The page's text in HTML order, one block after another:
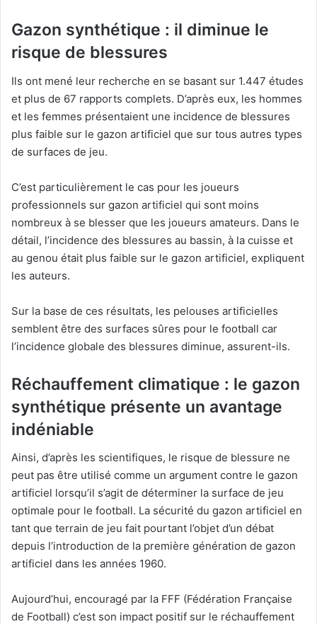
Gazon synthétique : il diminue le
risque de blessures
Ils ont mené leur recherche en se basant sur 1.447 études
et plus de 67 rapports complets. D’après eux, les hommes
et les femmes présentaient une incidence de blessures
plus faible sur le gazon artificiel que sur tous autres types
de surfaces de jeu.
C’est particulièrement le cas pour les joueurs
professionnels sur gazon artificiel qui sont moins
nombreux à se blesser que les joueurs amateurs. Dans le
détail, l’incidence des blessures au bassin, à la cuisse et
au genou était plus faible sur le gazon artificiel, expliquent
les auteurs.
Sur la base de ces résultats, les pelouses artificielles
semblent être des surfaces sûres pour le football car
l’incidence globale des blessures diminue, assurent-ils.
Réchauffement climatique : le gazon
synthétique présente un avantage
indéniable
Ainsi, d’après les scientifiques, le risque de blessure ne
peut pas être utilisé comme un argument contre le gazon
artificiel lorsqu’il s’agit de déterminer la surface de jeu
optimale pour le football. La sécurité du gazon artificiel en
tant que terrain de jeu fait pourtant l’objet d’un débat
depuis l’introduction de la première génération de gazon
artificiel dans les années 1960.
Aujourd’hui, encouragé par la FFF (Fédération Française
de Football) c’est son impact positif sur le réchauffement